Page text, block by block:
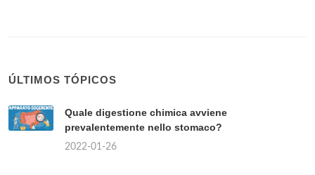
ÚLTIMOS TÓPICOS
Quale digestione chimica avviene
prevalentemente nello stomaco?
2022-01-26